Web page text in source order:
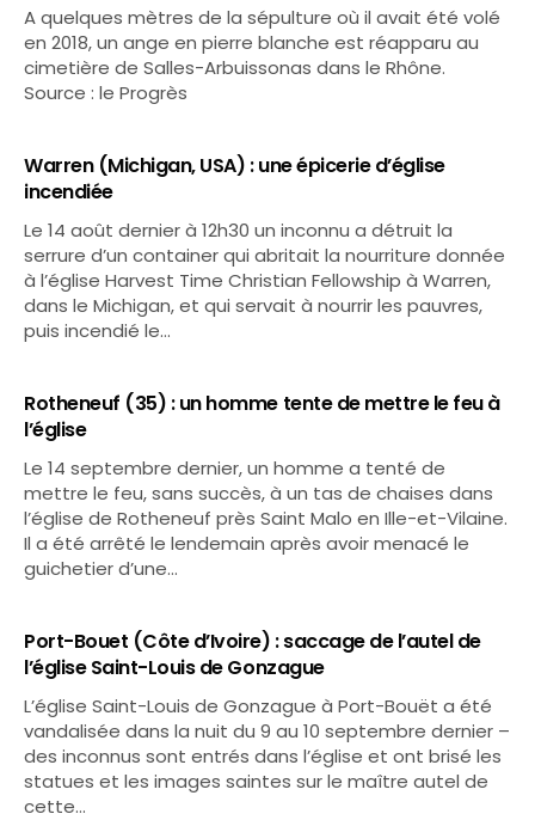
A quelques mètres de la sépulture où il avait été volé
en 2018, un ange en pierre blanche est réapparu au
cimetière de Salles-Arbuissonas dans le Rhône.
Source : le Progrès
Warren (Michigan, USA) : une épicerie d’église
incendiée
Le 14 août dernier à 12h30 un inconnu a détruit la
serrure d’un container qui abritait la nourriture donnée
à l’église Harvest Time Christian Fellowship à Warren,
dans le Michigan, et qui servait à nourrir les pauvres,
puis incendié le…
Rotheneuf (35) : un homme tente de mettre le feu à
l’église
Le 14 septembre dernier, un homme a tenté de
mettre le feu, sans succès, à un tas de chaises dans
l’église de Rotheneuf près Saint Malo en Ille-et-Vilaine.
Il a été arrêté le lendemain après avoir menacé le
guichetier d’une…
Port-Bouet (Côte d’Ivoire) : saccage de l’autel de
l’église Saint-Louis de Gonzague
L’église Saint-Louis de Gonzague à Port-Bouët a été
vandalisée dans la nuit du 9 au 10 septembre dernier –
des inconnus sont entrés dans l’église et ont brisé les
statues et les images saintes sur le maître autel de
cette…